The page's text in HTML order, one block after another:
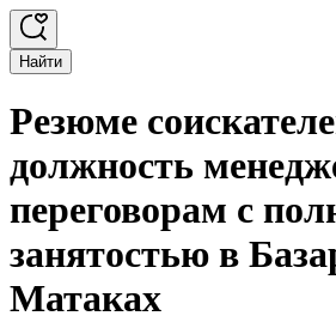
Найти
Резюме
должность
переговорам с
занятостью в
Матаках